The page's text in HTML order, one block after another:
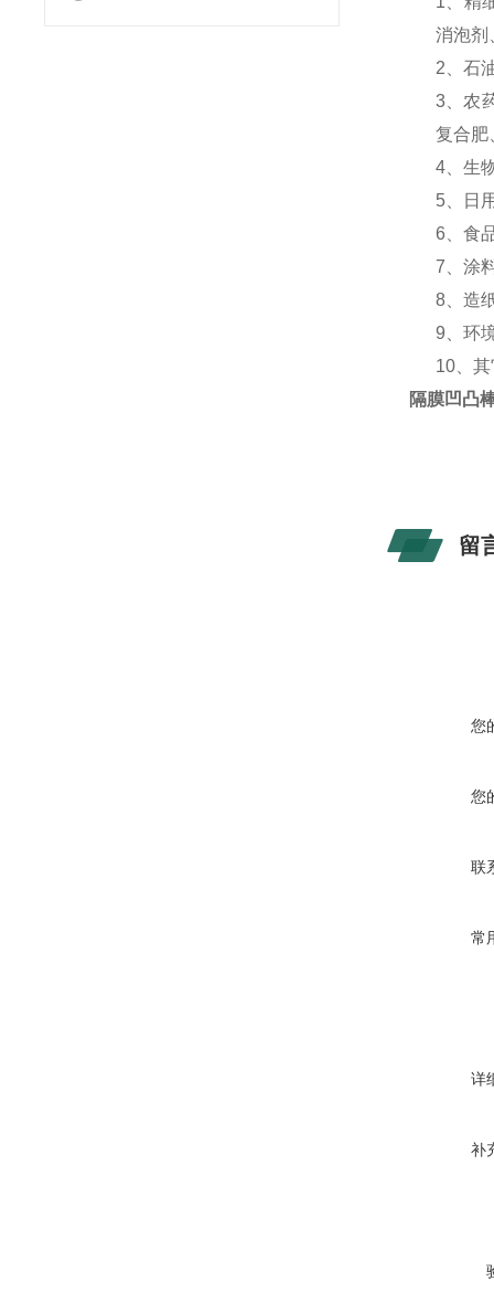
消泡剂
2、石
3、农
复合肥
4、生
5、日
6、食
7、涂
8、造
9、环
10、
隔膜凹凸
留
您
您
联
常
详
补